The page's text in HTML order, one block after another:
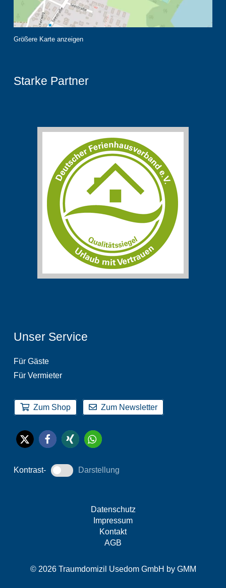
Größere Karte anzeigen
Starke Partner
Unser Service
Für Gäste
Für Vermieter
Zum Shop Zum Newsletter
Kontrast- Darstellung
© 2026 Traumdomizil Usedom GmbH by GMM
Datenschutz
Impressum
Kontakt
AGB